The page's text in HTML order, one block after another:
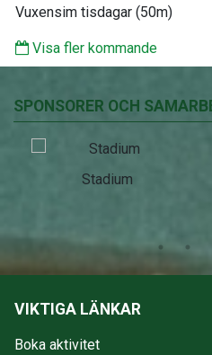
Vuxensim tisdagar (50m)
Visa fler kommande
SPONSORER OCH
Stadium
VIKTIGA LÄNKAR
Boka aktivitet